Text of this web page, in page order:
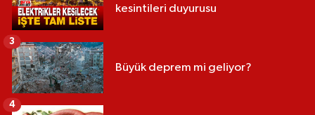
kesintileri duyurusu
Büyük deprem mi geliyor?
3
4